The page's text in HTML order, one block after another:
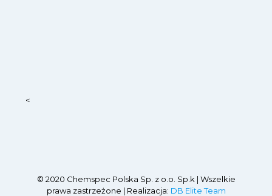
<
© 2020 Chemspec Polska Sp. z o.o. Sp.k | Wszelkie
prawa zastrzeżone | Realizacja: DB Elite Team